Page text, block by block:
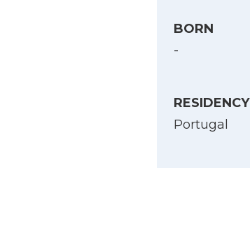
BORN
-
RESIDENCY
Portugal